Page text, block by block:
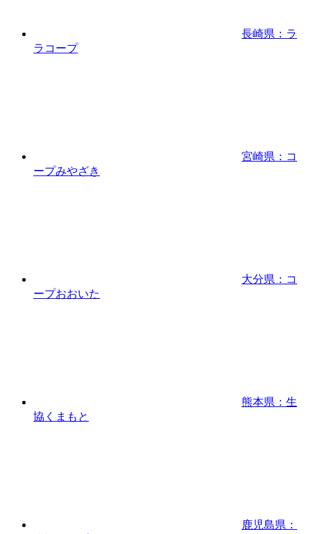
長崎県：ラ
ラコープ
宮崎県：コ
ープみやざき
大分県：コ
ープおおいた
熊本県：生
協くまもと
鹿児島県：